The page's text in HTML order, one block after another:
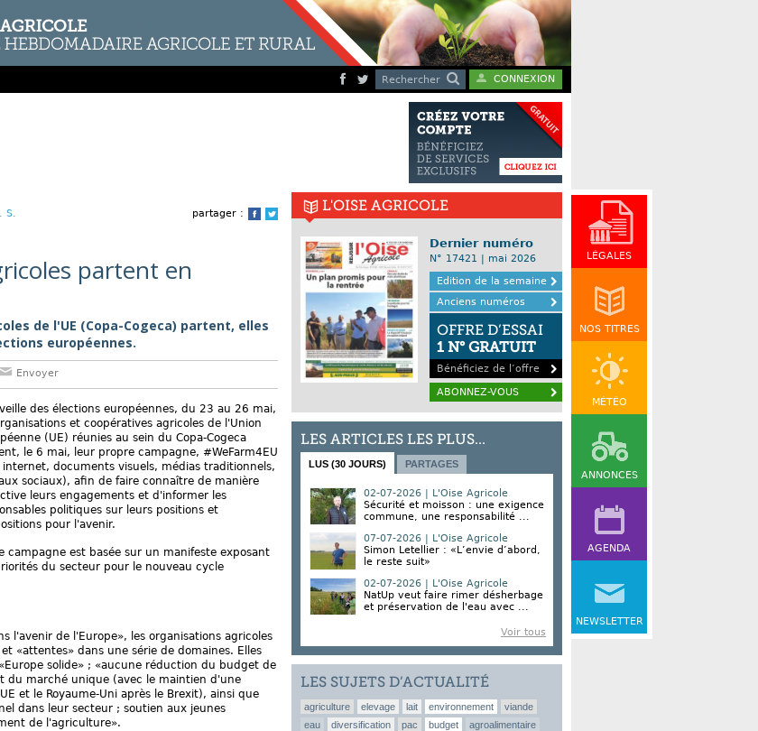
Rechercher CONNEXION
LÉGALES
NOS TITRES
MÉTÉO
ANNONCES
AGENDA
NEWSLETTER
partager :
Facebook
Twitter
S.
partent en
de l'UE (Copa-Cogeca) partent, elles
européennes.
Envoyer
des élections européennes, du 23 au 26 mai,
et coopératives agricoles de l'Union
(UE) réunies au sein du Copa-Cogeca
le 6 mai, leur propre campagne, #WeFarm4EU
internet, documents visuels, médias traditionnels,
sociaux), afin de faire connaître de manière
leurs engagements et d'informer les
politiques sur leurs positions et
pour l'avenir.
campagne est basée sur un manifeste exposant
du secteur pour le nouveau cycle
l'avenir de l'Europe», les organisations agricoles
«attentes» dans une série de domaines. Elles
solide» ; «aucune réduction du budget de
du marché unique (avec le maintien d'une
et le Royaume-Uni après le Brexit), ainsi que
dans leur secteur ; soutien aux jeunes
de l'agriculture».
L'OISE AGRICOLE
Dernier numéro
N° 17421 | mai 2026
Edition de la semaine
Anciens numéros
OFFRE D’ESSAI
1 N° GRATUIT
Bénéficiez de l’offre
ABONNEZ-VOUS
LES ARTICLES LES PLUS...
LUS (30 JOURS) PARTAGES
02-07-2026 | L'Oise Agricole
Sécurité et moisson : une exigence
commune, une responsabilité ...
07-07-2026 | L'Oise Agricole
Simon Letellier : «L’envie d’abord,
le reste suit»
02-07-2026 | L'Oise Agricole
NatUp veut faire rimer désherbage
et préservation de l'eau avec ...
Voir tous
LES SUJETS D’ACTUALITÉ
agriculture elevage lait environnement
viande
eau
diversification pac budget
agroalimentaire